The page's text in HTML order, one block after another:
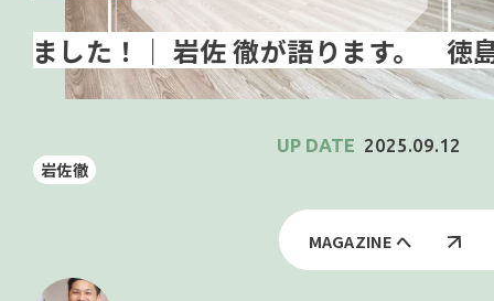
徳島
岩佐徹
2025.09.12
MAGAZINE へ